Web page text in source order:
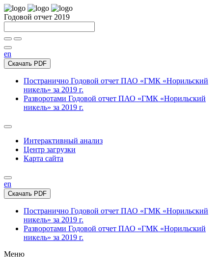
Годовой отчет 2019
en
Скачать PDF
Постранично Годовой отчет ПАО «ГМК «Норильский
никель» за 2019 г.
Разворотами Годовой отчет ПАО «ГМК «Норильский
никель» за 2019 г.
Интерактивный анализ
Центр загрузки
Карта сайта
en
Скачать PDF
Постранично Годовой отчет ПАО «ГМК «Норильский
никель» за 2019 г.
Разворотами Годовой отчет ПАО «ГМК «Норильский
никель» за 2019 г.
Меню